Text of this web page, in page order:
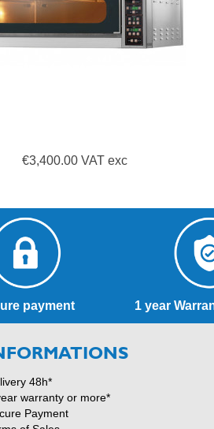
€3,400.00 VAT exc
payment 1 year
48h*
warranty or more*
Payment